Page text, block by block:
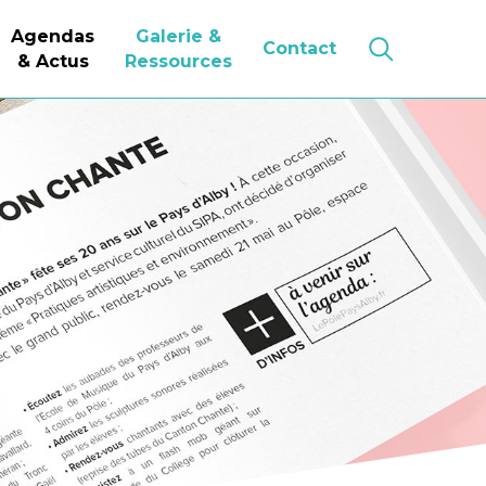
Agendas
& Actus
Galerie &
Ressources
Contact